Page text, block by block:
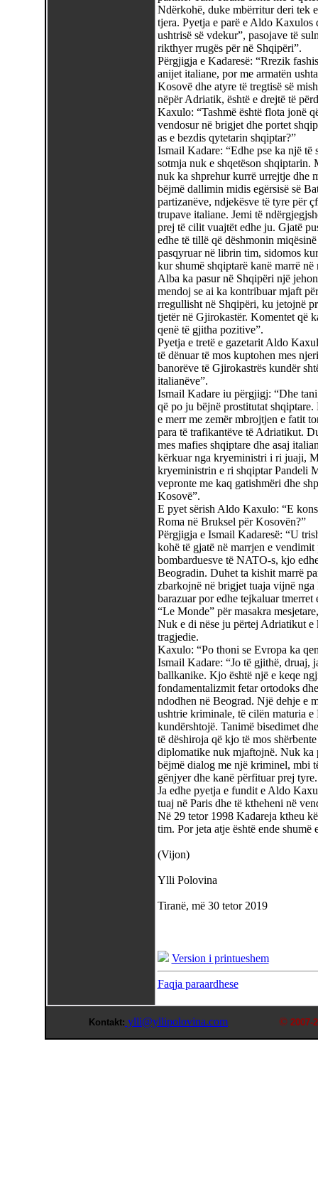
Ndërkohë, duke mbërritur deri tek
tjera. Pyetja e parë e Aldo
ushtrisë së vdekur”, pasojave të
rikthyer rrugës për në Shqipëri”.
Përgjigja e Kadaresë: “Rrezik
anijet italiane, por me armatën
Kosovë dhe atyre të tregtisë së
nëpër Adriatik, është e drejtë të
Kaxulo: “Tashmë është flota jonë
vendosur në brigjet dhe portet
as e bezdis qytetarin shqiptar?”
Ismail Kadare: “Edhe pse ka një
sotmja nuk e shqetëson
nuk ka shprehur kurrë urrejtje dhe
bëjmë dallimin midis egërsisë së
partizanëve, ndjekësve të tyre për
trupave italiane. Jemi të
prej të cilit vuajtët edhe ju. Gjatë
edhe të tillë që dëshmonin
pasqyruar në librin tim, sidomos
kur shumë shqiptarë kanë marrë
Alba ka pasur në Shqipëri një
mendoj se ai ka kontribuar mjaft
rregullisht në Shqipëri, ku jetojnë
tjetër në Gjirokastër. Komentet që
qenë të gjitha pozitive”.
Pyetja e tretë e gazetarit Aldo
të dënuar të mos kuptohen mes
banorëve të Gjirokastrës kundër
italianëve”.
Ismail Kadare iu përgjigj: “Dhe
që po ju bëjnë prostitutat
e merr me zemër mbrojtjen e fatit
para të trafikantëve të Adriatikut.
mes mafies shqiptare dhe asaj
kërkuar nga kryeministri i ri juaji,
kryeministrin e ri shqiptar Pandeli
vepronte me kaq gatishmëri dhe
Kosovë”.
E pyet sërish Aldo Kaxulo: “E
Roma në Bruksel për Kosovën?”
Përgjigja e Ismail Kadaresë: “U
kohë të gjatë në marrjen e
bombarduesve të NATO-s, kjo
Beogradin. Duhet ta kishit marrë
zbarkojnë në brigjet tuaja vijnë
barazuar por edhe tejkaluar
“Le Monde” për masakra
Nuk e di nëse ju përtej Adriatikut e
tragjedie.
Kaxulo: “Po thoni se Evropa ka
Ismail Kadare: “Jo të gjithë, druaj,
ballkanike. Kjo është një e keqe
fondamentalizmit fetar ortodoks
ndodhen në Beograd. Një dehje e
ushtrie kriminale, të cilën maturia e
kundërshtojë. Tanimë bisedimet
të dëshiroja që kjo të mos
diplomatike nuk mjaftojnë. Nuk ka
bëjmë dialog me një kriminel, mbi
gënjyer dhe kanë përfituar prej
Ja edhe pyetja e fundit e Aldo
tuaj në Paris dhe të ktheheni në
Në 29 tetor 1998 Kadareja ktheu
tim. Por jeta atje është ende
(Vijon)
Ylli Polovina
Tiranë, më 30 tetor 2019
Version i printueshem
Faqja paraardhese
Kontakt: ylli@yllipolovina.com © 2007-